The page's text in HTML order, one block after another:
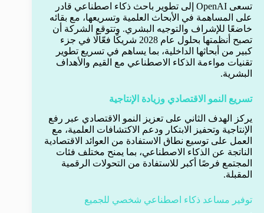
تسعى OpenAI إلى تطوير باحث ذكاء اصطناعي قادر
على المساهمة في الأبحاث العلمية وتسريعها، مع بقائه
خاضعًا للإشراف والتوجيه البشري. وتتوقع الشركة أن
تصبح أنظمتها بحلول عام 2028 شريكًا فعّالًا في جزء
كبير من أبحاثها الداخلية، بما يساهم في تسريع تطوير
تقنيات مواءمة الذكاء الاصطناعي مع القيم والأهداف
البشرية.
تسريع النمو الاقتصادي وزيادة الإنتاجية
يركز الهدف الثاني على تعزيز النمو الاقتصادي عبر رفع
الإنتاجية وتحفيز الابتكار ودعم الاكتشافات العلمية، مع
العمل على توسيع نطاق الاستفادة من العوائد الاقتصادية
الناتجة عن الذكاء الاصطناعي، بما يمنح مختلف فئات
المجتمع فرصًا أكبر للاستفادة من التحولات الرقمية
المقبلة.
توفير مساعد ذكاء اصطناعي شخصي للجميع